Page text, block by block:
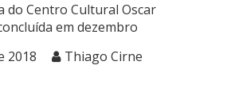
2018
Thiago Cirne